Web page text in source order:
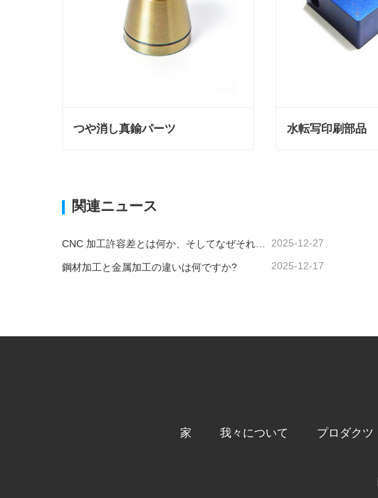
つや消し真鍮パーツ 水転写印刷部品
関連ニュース
CNC 加工許容差とは何か、そしてなぜそれが重要なのか? 2025-12-27
鋼材加工と金属加工の違いは何ですか? 2025-12-17
家 我々について プロダクツ